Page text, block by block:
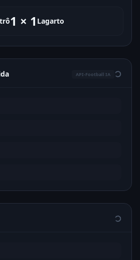
1 × 1 Lagarto
API-Football IA